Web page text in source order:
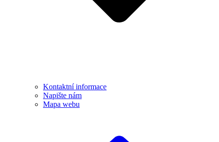
Kontaktní informace
Napište nám
Mapa webu